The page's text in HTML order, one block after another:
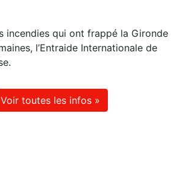
incendies qui ont frappé la Gironde
l’Entraide Internationale de
Voir toutes les infos »